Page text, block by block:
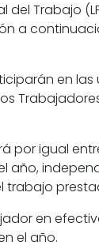
del Trabajo
a
en las
por igual
año,
trabajo
en
el año.